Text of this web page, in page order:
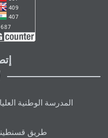
المدرسة الوطنية
طريق قسنطينة.